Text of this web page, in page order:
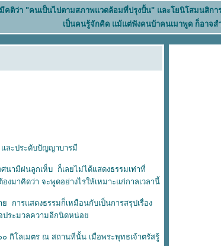
คติว่า "คนเป็นไปตามสภาพแวดล้อมที่ปรุงปั้น" และโยนิโสมนสิก
เป็นคนรู้จักคิด แม้แต่ฟังคนบ้าคนเมาพูด ก็อาจส
และประดับปัญญาบารมี
ามีฝนลูกเห็บ ก็เลยไม่ได้แสดงธรรมเท่าที่
มาคิดว่า จะพูดอย่างไรให้เหมาะแก่กาลเวลานี้
รแสดงธรรมก็เหมือนกับเป็นการสรุปเรื่อง
อประมวลความอีกนิดหน่อ
โลเมตร ณ สถานที่นั้น เมื่อพระพุทธเจ้าตรัสรู้